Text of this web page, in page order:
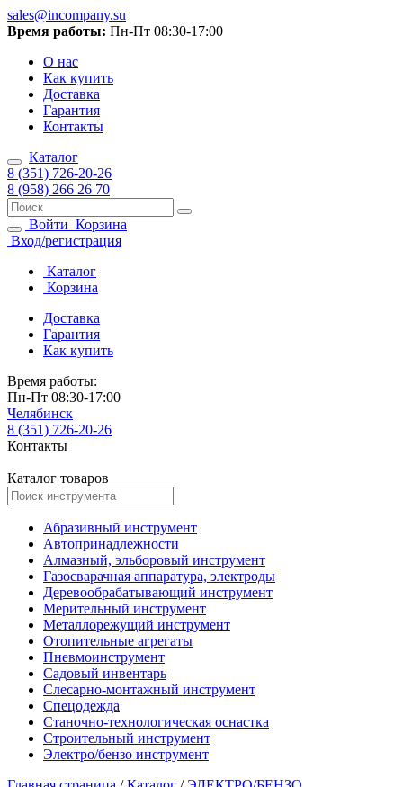
sales@incompany.su
Время работы: Пн-Пт 08:30-17:00
О нас
Как купить
Доставка
Гарантия
Контакты
Каталог
8 (351) 726-20-26
8 (958) 266 26 70
Войти Корзина
Вход/регистрация
Каталог
Корзина
Доставка
Гарантия
Как купить
Время работы:
Пн-Пт 08:30-17:00
Челябинск
8 (351) 726-20-26
Контакты
Каталог товаров
Абразивный инструмент
Автопринадлежности
Алмазный, эльборовый инструмент
Газосварачная аппаратура, электроды
Деревообрабатывающий инструмент
Мерительный инструмент
Металлорежущий инструмент
Отопительные агрегаты
Пневмоинструмент
Садовый инвентарь
Слесарно-монтажный инструмент
Спецодежда
Станочно-технологическая оснастка
Строительный инструмент
Электро/бензо инструмент